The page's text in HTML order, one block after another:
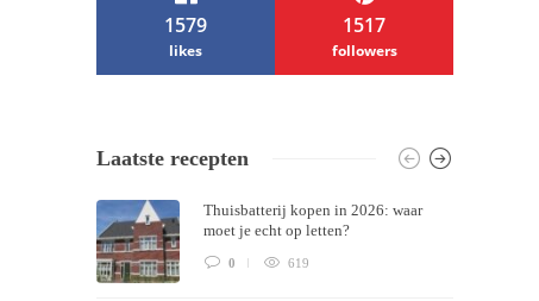
1579
likes
1517
followers
Themes bySilicon Themes . Join us right
now!
Laatste recepten
Thuisbatterij kopen in 2026: waar
moet je echt op letten?
0 619